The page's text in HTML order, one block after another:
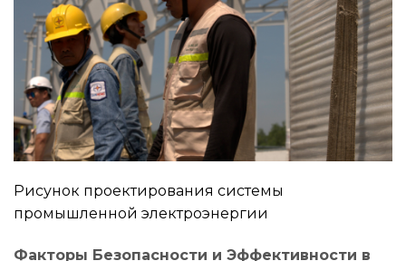
Рисунок проектирования системы
промышленной электроэнергии
Факторы Безопасности и Эффективности в